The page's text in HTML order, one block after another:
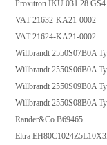
Proxitron IKU 031.28
VAT 21632-KA21-0002
VAT 21624-KA21-0002
Willbrandt 2550S07B0A
Willbrandt 2550S06B0A
Willbrandt 2550S09B0A
Willbrandt 2550S08B0A
Rander&Co B69465
Eltra